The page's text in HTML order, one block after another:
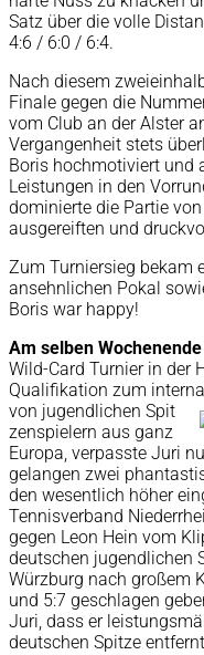
Satz über die volle
4:6 / 6:0 / 6:4.
Nach diesem
Finale gegen die
vom Club an der Alster
Vergangenheit stets
Boris hochmotiviert und
Leistungen in den
dominierte die Partie
ausgereiften und
Zum Turniersieg bekam
ansehnlichen Pokal
Boris war happy!
Am selben
Wild-Card Turnier in der
Qualifikation zum
von jugendlichen Spit
zenspielern aus ganz
Europa, verpasste Juri
gelangen zwei
den wesentlich höher
Tennisverband
gegen Leon Hein vom
deutschen jugendlichen
Würzburg nach großem
und 5:7 geschlagen
Juri, dass er
deutschen Spitze